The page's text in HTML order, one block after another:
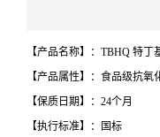
【产品名称】：TBHQ 特
【产品属性】：食品级抗氧
【保质日期】：24个月
【执行标准】：国标